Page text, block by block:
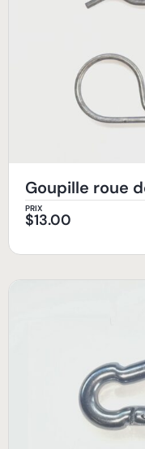
Goupille roue
PRIX
$13.00